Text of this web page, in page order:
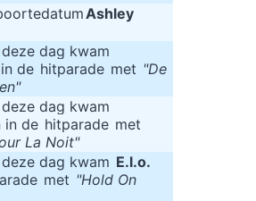
Ashley
dag kwam
de hitparade met "De
dag kwam
in de hitparade met
La Noit"
dag kwam E.l.o.
met "Hold On